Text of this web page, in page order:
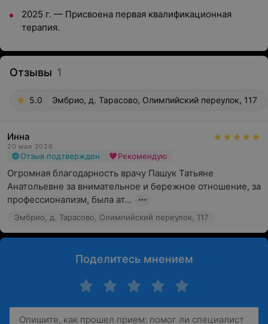
2025 г. — Присвоена первая квалификационная
терапия.
Отзывы 1
5.0 Эмбрио, д. Тарасово, Олимпийский переулок, 117
Инна
20 мая 2026
Отзыв подтвержден Рекомендую
Огромная благодарность врачу Пашук Татьяне
Анатольевне за внимательное и бережное отношение, за
профессионализм, была ат...
Эмбрио, д. Тарасово, Олимпийский переулок, 117
Поделитесь мнением